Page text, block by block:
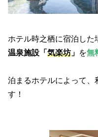
ホテル時之栖に宿泊した
温泉施設「 気楽坊 」 を無
泊まるホテルによって、
す！